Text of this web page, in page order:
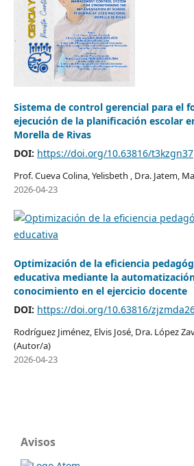
Sistema de control gerencial para el
ejecución de la planificación escolar
Morella de Rivas
DOI: https://doi.org/10.63816/t3kzgn37
Prof. Cueva Colina, Yelisbeth , Dra. Jatem,
2026-04-23
Optimización de la eficiencia
educativa mediante la
conocimiento en el ejercicio docente
DOI: https://doi.org/10.63816/
Rodríguez Jiménez, Elvis José, Dra. López
(Autor/a)
2026-04-23
Avisos